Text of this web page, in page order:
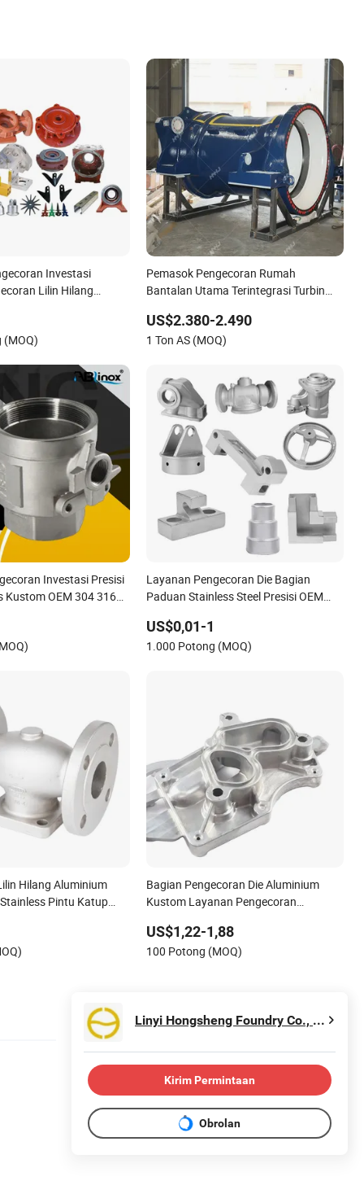
Investasi
Lilin Hilang
Industri
Pemasok Pengecoran Rumah
Bantalan Utama Terintegrasi Turbin
US$2.380-2.490
1 Ton AS (MOQ)
Investasi Presisi
Kustom OEM 304 316
Layanan Pengecoran Die Bagian
Paduan Stainless Steel Presisi OEM
US$0,01-1
1.000 Potong (MOQ)
Hilang Aluminium
Pintu Katup
Bagian Pengecoran Die Aluminium
Kustom Layanan Pengecoran
US$1,22-1,88
100 Potong (MOQ)
Linyi Hongsheng Foundry Co., Ltd.
Kirim Permintaan
Obrolan